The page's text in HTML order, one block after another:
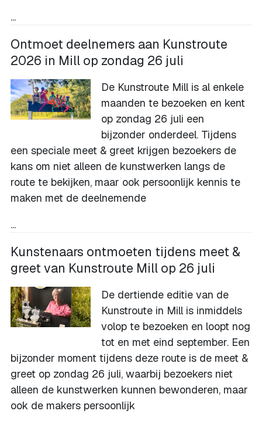
...
Ontmoet deelnemers aan Kunstroute
2026 in Mill op zondag 26 juli
De Kunstroute Mill is al enkele
maanden te bezoeken en kent
op zondag 26 juli een
bijzonder onderdeel. Tijdens
een speciale meet & greet krijgen bezoekers de
kans om niet alleen de kunstwerken langs de
route te bekijken, maar ook persoonlijk kennis te
maken met de deelnemende
...
Kunstenaars ontmoeten tijdens meet &
greet van Kunstroute Mill op 26 juli
De dertiende editie van de
Kunstroute in Mill is inmiddels
volop te bezoeken en loopt nog
tot en met eind september. Een
bijzonder moment tijdens deze route is de meet &
greet op zondag 26 juli, waarbij bezoekers niet
alleen de kunstwerken kunnen bewonderen, maar
ook de makers persoonlijk